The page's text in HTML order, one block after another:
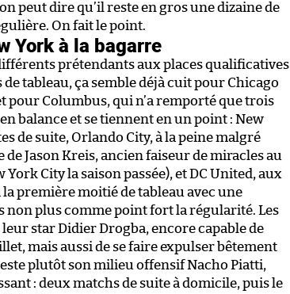
peut dire qu’il reste en gros une dizaine de
On fait le point.
York à la bagarre
prétendants aux places qualificatives
de tableau, ça semble déjà cuit pour Chicago
pour Columbus, qui n’a remporté que trois
balance et se tiennent en un point : New
de suite, Orlando City, à la peine malgré
Jason Kreis, ancien faiseur de miracles au
York City la saison passée), et DC United, aux
première moitié de tableau avec une
non plus comme point fort la régularité. Les
star Didier Drogba, encore capable de
mais aussi de se faire expulser bêtement
plutôt son milieu offensif Nacho Piatti,
: deux matchs de suite à domicile, puis le